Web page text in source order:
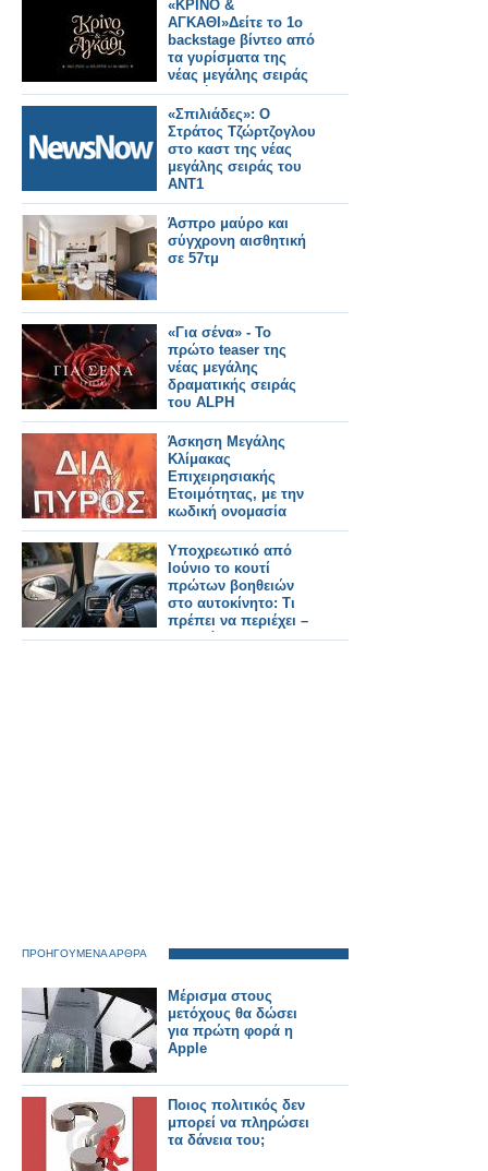
«ΚΡΙΝΟ &
ΑΓΚΑΘΙ»Δείτε το 1ο
backstage βίντεο από
τα γυρίσματα της
νέας μεγάλης σειράς
εποχής του ΑΝΤ1
«Σπιλιάδες»: Ο
Στράτος Τζώρτζογλου
στο καστ της νέας
μεγάλης σειράς του
ΑΝΤ1
Άσπρο μαύρο και
σύγχρονη αισθητική
σε 57τμ
«Για σένα» - Το
πρώτο teaser της
νέας μεγάλης
δραματικής σειράς
του ALPH
Άσκηση Μεγάλης
Κλίμακας
Επιχειρησιακής
Ετοιμότητας, με την
κωδική ονομασία
«ΔΙΑ ΠΥΡΟΣ 2026
Υποχρεωτικό από
Ιούνιο το κουτί
πρώτων βοηθειών
στο αυτοκίνητο: Τι
πρέπει να περιέχει –
Τα πρόστιμα
ΠΡΟΗΓΟΥΜΕΝΑ ΑΡΘΡΑ
Μέρισμα στους
μετόχους θα δώσει
για πρώτη φορά η
Apple
Ποιος πολιτικός δεν
μπορεί να πληρώσει
τα δάνεια του;